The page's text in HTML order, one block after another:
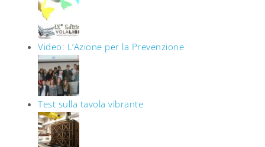
Video: L’Azione per la Prevenzione
Test sulla tavola vibrante